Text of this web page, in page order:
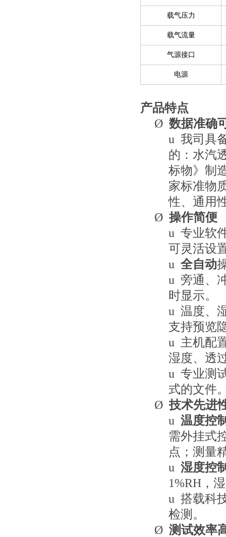
载气压力
载气流量
气源接口
电源
产品特点
Ø 数据准确
u 我司具
的：水汽
标物》制
家标准物
性、通用
Ø 操作简便
u 专业软
可灵活设
u 全自动
u 旁通、
时显示。
u 温度、
支持预览
u 主机配
湿度、透
u 专业测
式的文件
Ø技术先进
u 温度控
需外挂式
点；测量
u 湿度控
1%RH，
u 搭载科
检测。
Ø 测试效率